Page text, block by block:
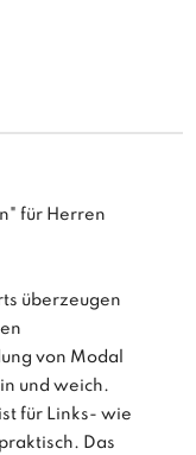
für Herren
überzeugen
von Modal
und weich.
für Links- wie
Das